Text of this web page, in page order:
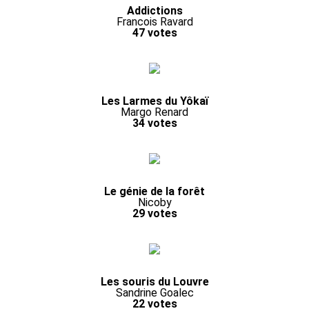
Addictions
Francois Ravard
47 votes
Les Larmes du Yôkaï
Margo Renard
34 votes
Le génie de la forêt
Nicoby
29 votes
Les souris du Louvre
Sandrine Goalec
22 votes